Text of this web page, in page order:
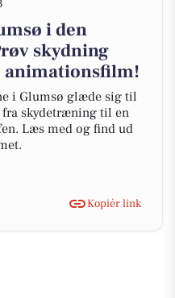
i den
skydning
animationsfilm!
i Glumsø glæde sig til
skydetræning til en
Læs med og find ud
Kopiér link